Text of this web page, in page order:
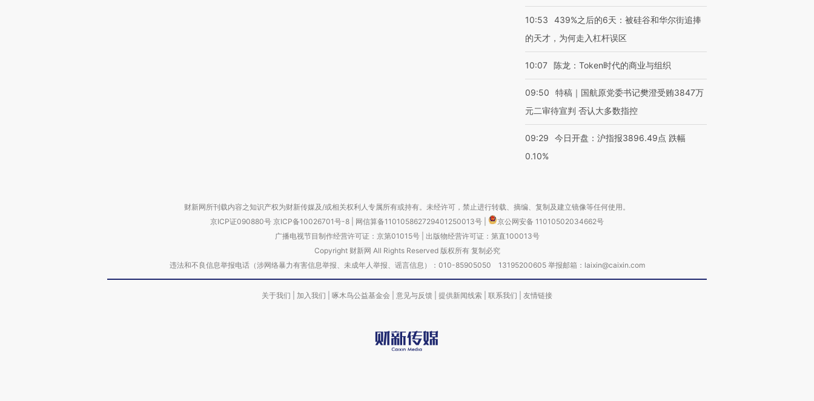
10:53
439%之后的6天：被硅谷和华尔街追捧
的天才，为何走入杠杆误区
10:07 陈龙：Token时代的商业与组织
09:50
特稿｜国航原党委书记樊澄受贿3847万
元二审待宣判 否认大多数指控
09:29
今日开盘：沪指报3896.49点 跌幅
0.10%
财新网所刊载内容之知识产权为财新传媒及/或相关权利人专属所有或持有。未经许可，禁止进行转载、摘编、复制及建立镜像等任何使用。
京ICP证090880号 京ICP备10026701号-8 网信算备110105862729401250013号
京公网安备 11010502034662号
广播电视节目制作经营许可证：京第01015号| 出版物经营许可证：第直100013号
Copyright 财新网 All Rights Reserved 版权所有 复制必究
违法和不良信息举报电话（涉网络暴力有害信息举报、未成年人举报、谣言信息）：010-85905050 13195200605 举报邮箱：laixin@caixin.com
关于我们 加入我们 啄木鸟公益基金会 意见与反馈 提供新闻线索 联系我们 友情链接